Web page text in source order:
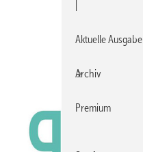
Aktuelle Ausgabe
Archiv
Premium